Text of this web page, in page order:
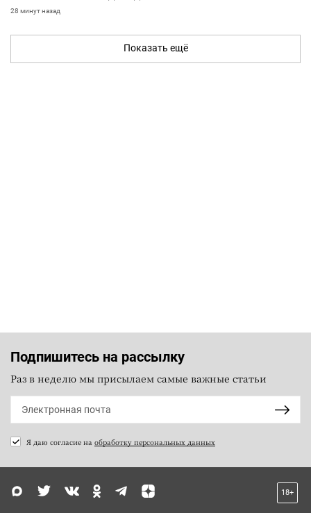
28 минут назад
Показать ещё
Подпишитесь на рассылку
Раз в неделю мы присылаем самые важные статьи
Я даю согласие на обработку персональных данных
18+